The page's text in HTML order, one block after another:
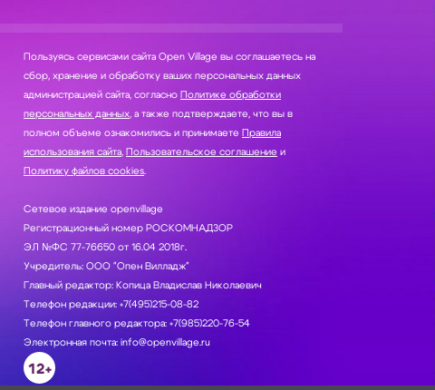
Пользуясь сервисами сайта Open Village вы соглашаетесь на
сбор, хранение и обработку ваших персональных данных
администрацией сайта, согласно Политике обработки
персональных данных , а также подтверждаете, что вы в
полном объеме ознакомились и принимаете Правила
использования сайта Пользовательское соглашение и
Политику файлов cookies.
Сетевое издание openvillage
Регистрационный номер РОСКОМНАДЗОР
ЭЛ №ФС 77-76650 от 16.04 2018г.
Учредитель: ООО "Опен Вилладж"
Главный редактор: Копица Владислав Николаевич
Телефон редакции: +7(495)215-08-82
Телефон главного редактора: +7(985)220-76-54
Электронная почта: info@openvillage.ru
12+